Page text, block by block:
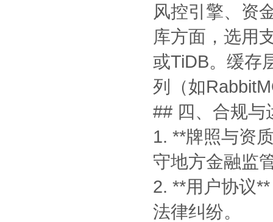
风控引擎、资
库方面，选用
或TiDB。缓存
列（如
## 四、合规与
1. **牌照与资
守地方金融监
2. **用户协议
法律纠纷。